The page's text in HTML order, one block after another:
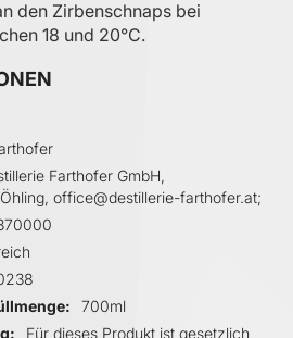
den Zirbenschnaps bei
18 und 20°C.
Farthofer GmbH,
office@destillerie-farthofer.at;
700ml
Für dieses Produkt ist gesetzlich